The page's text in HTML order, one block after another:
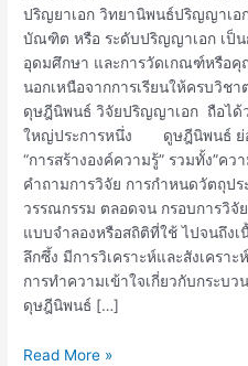
ปริญยาเอก วิทยานิพนธ์ปริญญาเอ
บัณฑิต หรือ ระดับปริญญาเอก เป็น
อุดมศึกษา และการวัดเกณฑ์หรือ
นอกเหนือจากการเรียนให้ครบวิช
ดุษฎีนิพนธ์ วิจัยปริญญาเอก ถือได้
ใหญ่ประการหนึ่ง ดูษฎีนิพนธ์ ย่
“การสร้างองค์ความรู้” รวมทั้ง”คว
คำถามการวิจัย การกำหนดวัตถุป
วรรณกรรม ตลอดจน กรอบการวิจั
แบบจำลองหรือสถิติที่ใช้ ไปจนถึง
ลึกซึ้ง มีการวิเคราะห์และสังเครา
การทำความเข้าใจเกี่ยวกับกระบ
ดุษฎีนิพนธ์ […]
Read More »